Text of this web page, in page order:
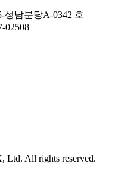
성남분당A-0342 호
02508
Ltd. All rights reserved.